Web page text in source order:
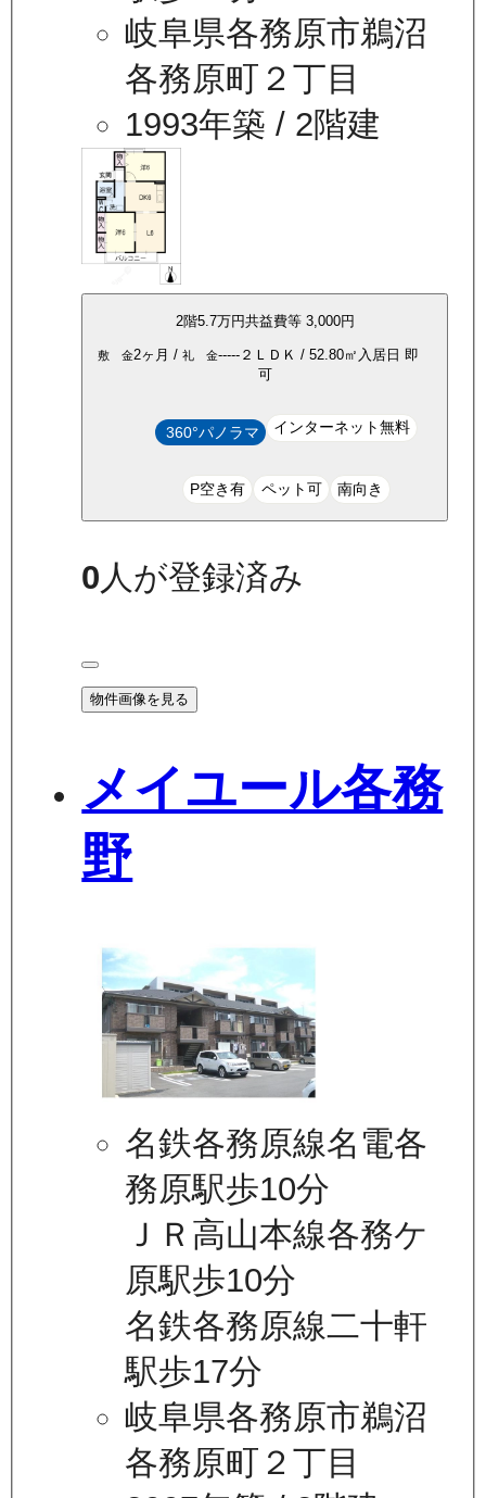
岐阜県各務原市鵜沼
各務原町２丁目
1993年築 / 2階建
2階5.7万円共益費等 3,000円
敷 金2ヶ月 / 礼 金-----２ＬＤＫ / 52.80㎡ 入居日 即
可
360°パノラマ インターネット無料
P空き有 ペット可 南向き
0 人が登録済み
物件画像を見る
メイユール各務
野
名鉄各務原線名電各
務原駅歩10分
ＪＲ高山本線各務ケ
原駅歩10分
名鉄各務原線二十軒
駅歩17分
岐阜県各務原市鵜沼
各務原町２丁目